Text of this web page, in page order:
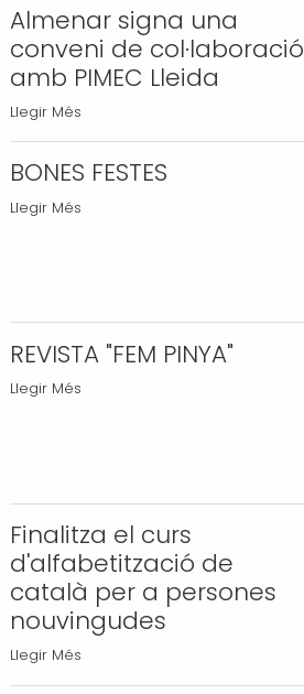
-
Almenar signa una
conveni de col·laboració
amb PIMEC Lleida
Almenar
signa
una
de
Lleida
-
Llegir Més
BONES FESTES
BONES
Llegir Més
REVISTA "FEM PINYA"
REVISTA
Llegir Més
Finalitza el curs
d'alfabetització de
català per a persones
nouvingudes
Finalitza
el
Llegir Més